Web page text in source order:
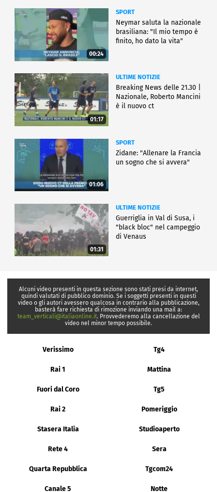
00:24
SPORT
Neymar saluta la nazionale
brasiliana: "Il mio tempo è
finito, ho dato la vita"
01:17
ULTIME NOTIZIE
Breaking News delle 21.30 |
Nazionale, Roberto Mancini
è il nuovo ct
01:06
SPORT
Zidane: "Allenare la Francia
un sogno che si avvera"
01:31
ULTIME NOTIZIE
Guerriglia in Val di Susa, i
"black bloc" nel campeggio
di Venaus
Alcuni video presenti in questa sezione sono stati presi da internet,
quindi valutati di pubblico dominio. Se i soggetti presenti in questi
video o gli autori avessero qualcosa in contrario alla pubblicazione,
basterà fare richiesta di rimozione inviando una mail a:
team_verticali@italiaonline.it. Provvederemo alla cancellazione del
video nel minor tempo possibile.
Verissimo Tg4
Rai 1 Mattina
Fuori dal Coro Tg5
Rai 2 Pomeriggio
Stasera Italia Studioaperto
Rete 4 Sera
Quarta Repubblica Tgcom24
Canale 5 Notte